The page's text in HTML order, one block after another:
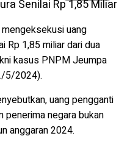
uang
Rp 1,85 miliar dari dua
kasus PNPM Jeumpa
5/2024).
uang pengganti
penerima negara bukan
anggaran 2024.